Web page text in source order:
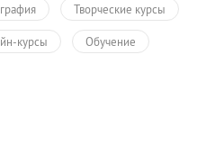
Творческие курсы
курсы Обучение